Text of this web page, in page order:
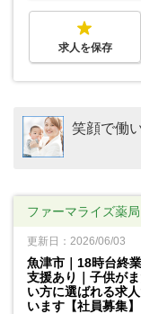
求人を保存
笑顔で働
ファーマライズ薬
更新日：2026/06/03
魚津市｜18時台終
支援あり｜子供が
い方に選ばれる求
います【社員募集】